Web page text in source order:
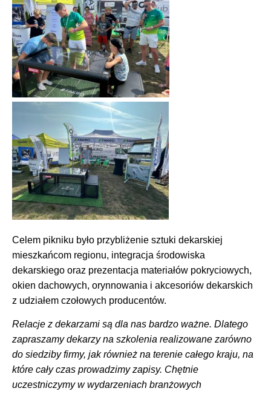
Celem pikniku było przybliżenie sztuki dekarskiej
mieszkańcom regionu, integracja środowiska
dekarskiego oraz prezentacja materiałów pokryciowych,
okien dachowych, orynnowania i akcesoriów dekarskich
z udziałem czołowych producentów.
Relacje z dekarzami są dla nas bardzo ważne. Dlatego
zapraszamy dekarzy na szkolenia realizowane zarówno
do siedziby firmy, jak również na terenie całego kraju, na
które cały czas prowadzimy zapisy. Chętnie
uczestniczymy w wydarzeniach branżowych